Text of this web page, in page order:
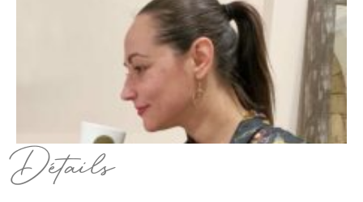
Détails